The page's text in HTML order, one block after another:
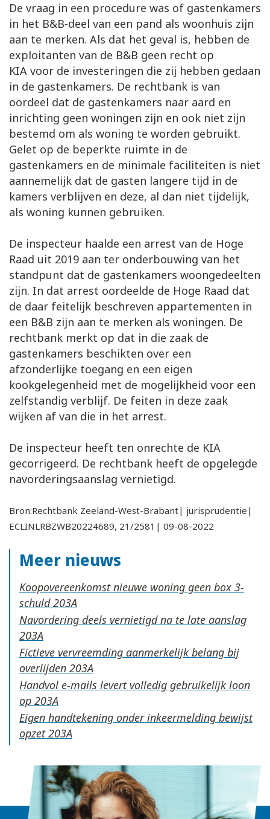
De vraag in een procedure was of gastenkamers
in het B&B-deel van een pand als woonhuis zijn
aan te merken. Als dat het geval is, hebben de
exploitanten van de B&B geen recht op
KIA voor de investeringen die zij hebben gedaan
in de gastenkamers. De rechtbank is van
oordeel dat de gastenkamers naar aard en
inrichting geen woningen zijn en ook niet zijn
bestemd om als woning te worden gebruikt.
Gelet op de beperkte ruimte in de
gastenkamers en de minimale faciliteiten is niet
aannemelijk dat de gasten langere tijd in de
kamers verblijven en deze, al dan niet tijdelijk,
als woning kunnen gebruiken.
De inspecteur haalde een arrest van de Hoge
Raad uit 2019 aan ter onderbouwing van het
standpunt dat de gastenkamers woongedeelten
zijn. In dat arrest oordeelde de Hoge Raad dat
de daar feitelijk beschreven appartementen in
een B&B zijn aan te merken als woningen. De
rechtbank merkt op dat in die zaak de
gastenkamers beschikten over een
afzonderlijke toegang en een eigen
kookgelegenheid met de mogelijkheid voor een
zelfstandig verblijf. De feiten in deze zaak
wijken af van die in het arrest.
De inspecteur heeft ten onrechte de KIA
gecorrigeerd. De rechtbank heeft de opgelegde
navorderingsaanslag vernietigd.
Bron:Rechtbank Zeeland-West-Brabant| jurisprudentie|
ECLINLRBZWB20224689, 21/2581| 09-08-2022
Meer nieuws
Koopovereenkomst nieuwe woning geen box 3-
schuld
Navordering deels vernietigd na te late aanslag
Fictieve vervreemding aanmerkelijk belang bij
overlijden
Handvol e-mails levert volledig gebruikelijk loon
op
Eigen handtekening onder inkeermelding bewijst
opzet